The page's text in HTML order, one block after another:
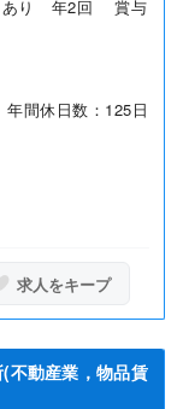
あり 年2回 賞与
間休日数：125日
求人をキープ
動産業，物品賃